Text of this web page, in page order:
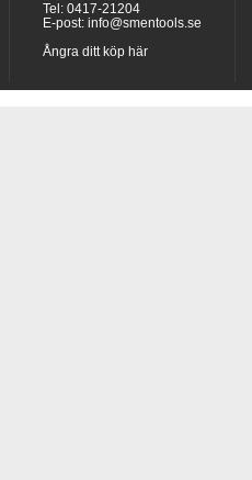
Tel: 0417-21204
E-post: info@smentools.se
Ångra ditt köp här